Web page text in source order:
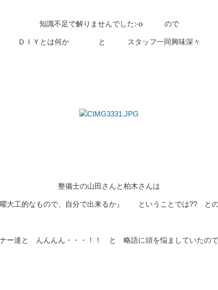
知識不足で解りませんでした:-o ので
ＤＩＹとは何か と スタッフ一同興味深々
整備士の山田さんと柏木さんは
工的なもので、自分で出来るか』 ということでは?? と
ー達と んんんん・・・！！ と 略語に頭を悩ましていたの